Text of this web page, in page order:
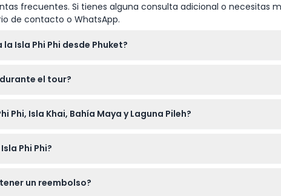
frecuentes. Si tienes alguna consulta adicional o necesitas
de contacto o WhatsApp.
Isla Phi Phi desde Phuket?
de reserva en línea en este sitio web (sujeto a cambios —
el tour?
Phi, Isla Khai, Bahía Maya y Laguna Pileh?
con condiciones médicas o discapacidades físicas.
Phi Phi?
son proporcionados.
un reembolso?